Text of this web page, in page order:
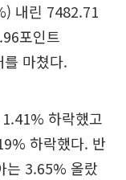
내린 7482.71
포인트
마쳤다.
하락했고
하락했다. 반
는 3.65% 올랐